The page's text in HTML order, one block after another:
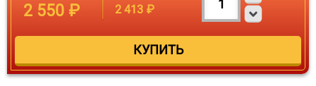
2 550 ₽ 2 413 ₽